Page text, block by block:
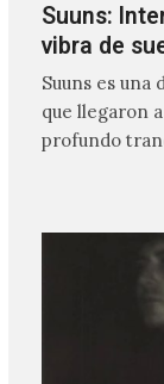
Suuns:
vibra de
Suuns es una
que llegaron
profundo